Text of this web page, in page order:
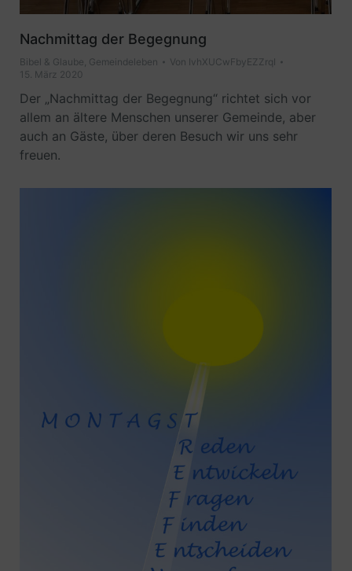
Nachmittag der Begegnung
Bibel & Glaube Gemeindeleben Von IvhXUCwFbyEZZrqI
15. März 2020
Der „Nachmittag der Begegnung“ richtet sich vor
allem an ältere Menschen unserer Gemeinde, aber
auch an Gäste, über deren Besuch wir uns sehr
freuen.